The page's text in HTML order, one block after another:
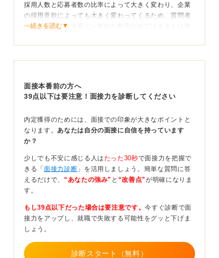
採用人数と応募者数の比率によって大きく変わり、企業
の採用意欲によっても大きく変わってくるため、質問者
さんの応募した企業に一般的な数字が当てはまるとは限
通過しやすくなる傾向があります。
人」「見るからに会社にフィットしなさそうな人」をふ
るい落とすイメージですね。
具体例と数字を活用して企業への貢献意欲を伝えよ
う！
逆に二次面接では加点方式で見ることが多くなります。
一次面接で選んだ人のなかから、より活躍できそうな人
を厳選して選んでいきます。そういった理由から、二次
面接では一次でおこなった質問への深掘りをされること
が多くあります。
「どうしてこの業界内で他社じゃなくてうちを選ぶの
⋯続きを読む▼
面接本番前の方へ
39点以下は要注意！面接力を診断してください
内定獲得のためには、面接での印象が大きなポイントと
なります。 あなたは自分の面接に自信を持っています
か？
少しでも不安に感じる人は たった30秒で面接力を把握で
きる「 面接力診断 」を活用しましょう。簡単な質問に答
えるだけで、 “あなたの強み” と “改善点”が明確になりま
す。
もし39点以下だった場合は要注意です。今すぐ診断で面
接力をアップし、就職で失敗する可能性をグッと下げま
しょう。
診断スタート（無料）